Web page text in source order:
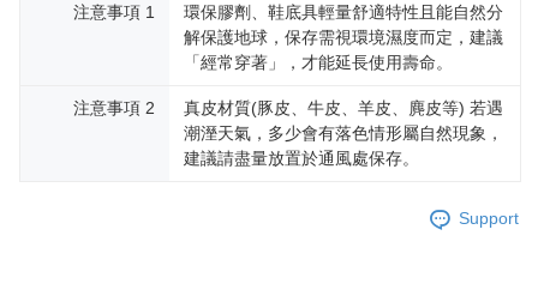
注意事項 1
環保膠劑、鞋底具輕量舒適特性且能自然分
解保護地球，保存需視環境濕度而定，建議
「經常穿著」，才能延長使用壽命。
注意事項 2
真皮材質(豚皮、牛皮、羊皮、麂皮等) 若遇
潮溼天氣，多少會有落色情形屬自然現象，
建議請盡量放置於通風處保存。
Support